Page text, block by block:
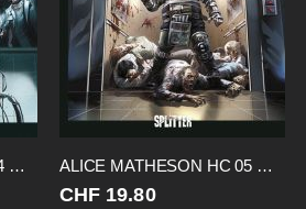
ALICE MATHESON HC 04 WER IST MORGAN ALICE MATHESON HC 05 OBSESSON DES SAM
CHF 19.80